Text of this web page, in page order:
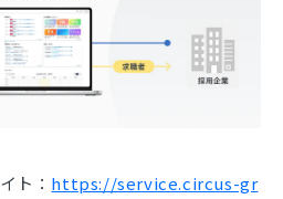
ト： https://service.circus-gr